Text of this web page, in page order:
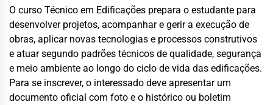
O curso Técnico em Edificações prepara o estudante para
desenvolver projetos, acompanhar e gerir a execução de
obras, aplicar novas tecnologias e processos construtivos
e atuar segundo padrões técnicos de qualidade, segurança
e meio ambiente ao longo do ciclo de vida das edificações.
Para se inscrever, o interessado deve apresentar um
documento oficial com foto e o histórico ou boletim